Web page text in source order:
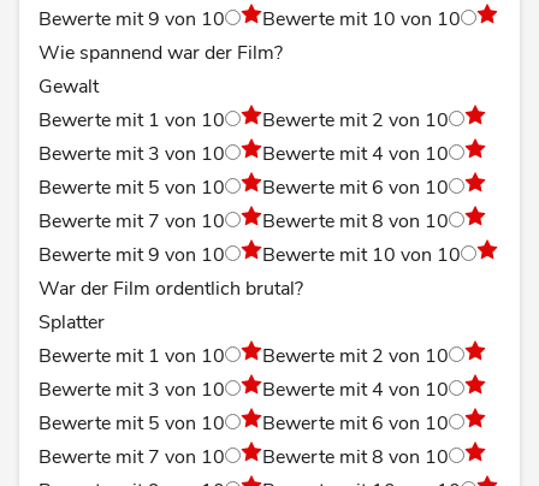
Bewerte mit 9 von 10
Bewerte mit 10 von 10
Wie spannend war der Film?
Gewalt
Bewerte mit 1 von 10
Bewerte mit 2 von 10
Bewerte mit 3 von 10
Bewerte mit 4 von 10
Bewerte mit 5 von 10
Bewerte mit 6 von 10
Bewerte mit 7 von 10
Bewerte mit 8 von 10
Bewerte mit 9 von 10
Bewerte mit 10 von 10
War der Film ordentlich brutal?
Splatter
Bewerte mit 1 von 10
Bewerte mit 2 von 10
Bewerte mit 3 von 10
Bewerte mit 4 von 10
Bewerte mit 5 von 10
Bewerte mit 6 von 10
Bewerte mit 7 von 10
Bewerte mit 8 von 10